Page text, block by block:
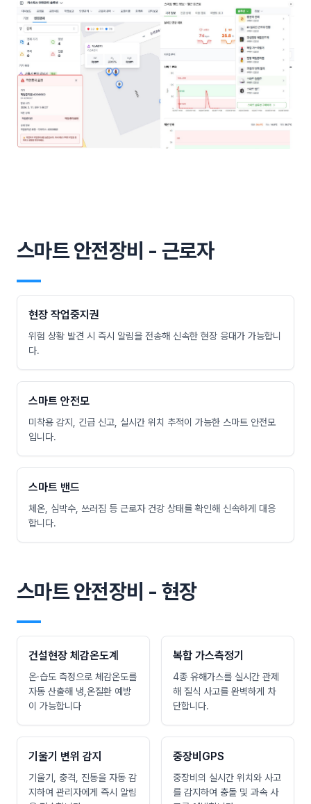
스마트 안전장비 - 근로자
―
현장 작업중지권
위험 상황 발견 시 즉시 알림을 전송해 신속한 현장 응대가 가능합니
다.
스마트 안전모
미착용 감지, 긴급 신고, 실시간 위치 추적이 가능한 스마트 안전모
입니다.
스마트 밴드
체온, 심박수, 쓰러짐 등 근로자 건강 상태를 확인해 신속하게 대응
합니다.
스마트 안전장비 - 현장
―
건설현장 체감온도계
온·습도 측정으로 체감온도를
자동 산출해 냉,온질환 예방
이 가능합니다
복합 가스측정기
4종 유해가스를 실시간 관제
해 질식 사고를 완벽하게 차
단합니다.
기울기 변위 감지
기울기, 충격, 진동을 자동 감
지하여 관리자에게 즉시 알림
중장비GPS
중장비의 실시간 위치와 사고
를 감지하여 충돌 및 과속 사